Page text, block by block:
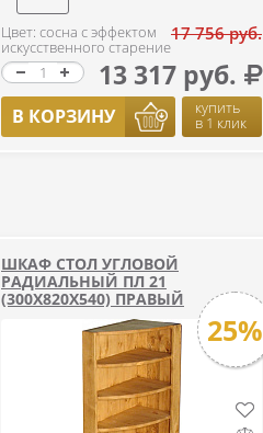
Цвет: сосна с эффектом
искусственного старение
17 756 руб.
13 317 руб.
В КОРЗИНУ купить
в 1 клик
ШКАФ СТОЛ УГЛОВОЙ
РАДИАЛЬНЫЙ ПЛ 21
(300Х820Х540) ПРАВЫЙ
25%